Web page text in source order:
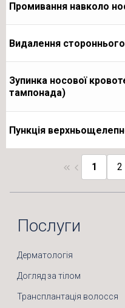
Промивання навколо
Видалення
Зупинка носової
тампонада)
Пункція
1 2
Послуги
Дерматологія
Догляд за тілом
Трансплантація волосся